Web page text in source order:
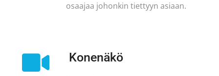
osaajaa johonkin tiettyyn asiaan.
 Konenäkö